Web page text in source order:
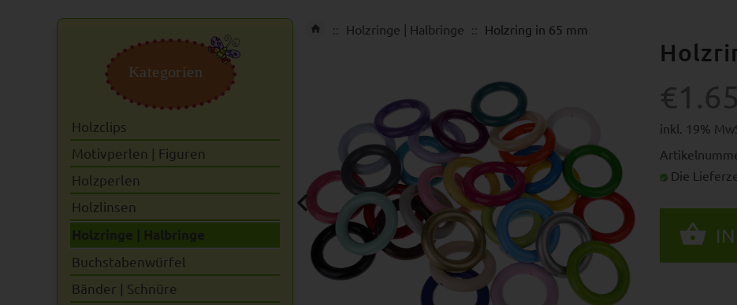
Holzringe | Halbringe Holzring in 65 mm
€1.65
inkl. 19%
Die
Kategorien
Holzclips
Motivperlen | Figuren
Holzperlen
Holzlinsen
Holzringe | Halbringe
Buchstabenwürfel
Bänder | Schnüre